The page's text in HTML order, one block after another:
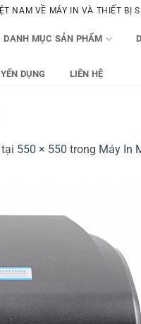
NAM VỀ MÁY IN VÀ THIẾT BỊ
DANH MỤC SẢN PHẨM
DỤNG LIÊN HỆ
tại 550 × 550 trong Máy In